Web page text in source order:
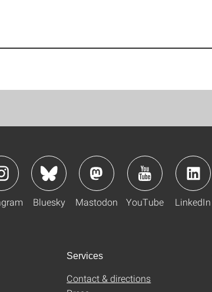
Bluesky Mastodon YouTube LinkedIn
Services
Contact & directions